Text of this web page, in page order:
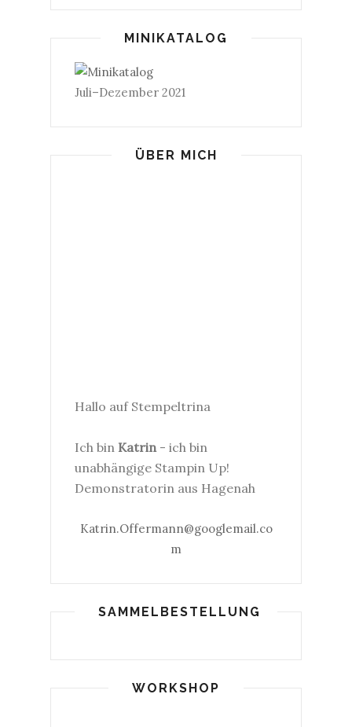
MINIKATALOG
Juli–Dezember 2021
ÜBER MICH
Hallo auf Stempeltrina
Ich bin Katrin- ich bin
unabhängige Stampin Up!
Demonstratorin aus Hagenah
Katrin.Offermann@googlemail.co
m
SAMMELBESTELLUNG
WORKSHOP